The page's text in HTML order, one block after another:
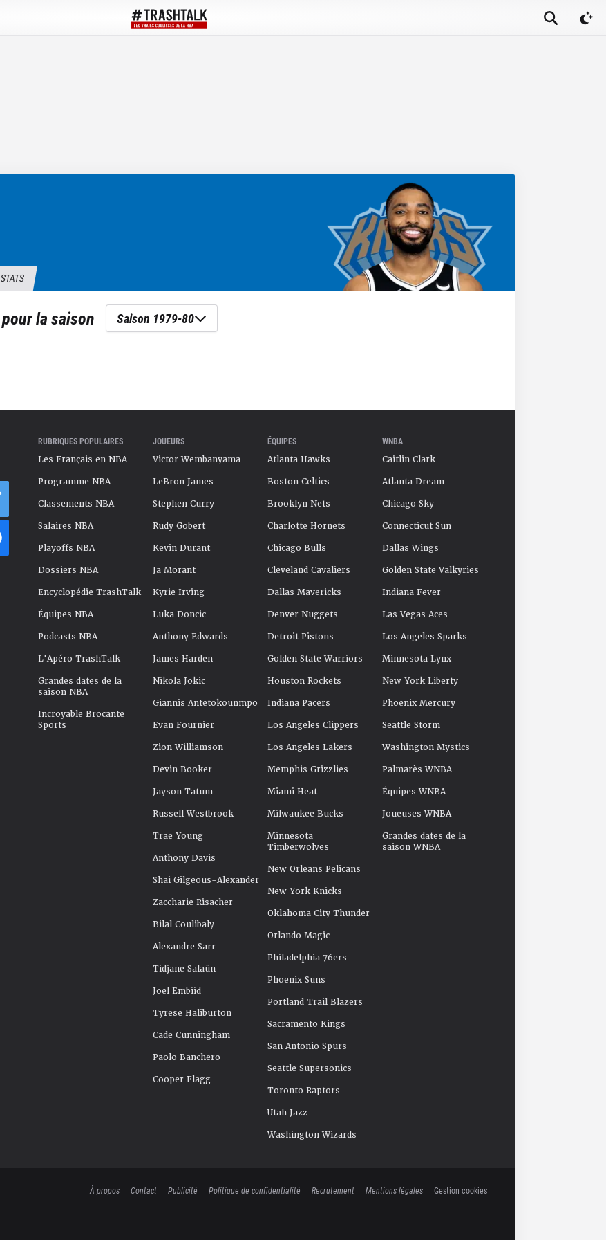
STATS
pour la saison Saison 1979-80
RUBRIQUES POPULAIRES
Les Français en NBA
Programme NBA
Classements NBA
Salaires NBA
Playoffs NBA
Dossiers NBA
Encyclopédie TrashTalk
Équipes NBA
Podcasts NBA
L'Apéro TrashTalk
Grandes dates de la
saison NBA
Incroyable Brocante
Sports
JOUEURS
Victor Wembanyama
LeBron James
Stephen Curry
Rudy Gobert
Kevin Durant
Ja Morant
Kyrie Irving
Luka Doncic
Anthony Edwards
James Harden
Nikola Jokic
Giannis Antetokounmpo
Evan Fournier
Zion Williamson
Devin Booker
Jayson Tatum
Russell Westbrook
Trae Young
Anthony Davis
Shai Gilgeous-Alexander
Zaccharie Risacher
Bilal Coulibaly
Alexandre Sarr
Tidjane Salaün
Joel Embiid
Tyrese Haliburton
Cade Cunningham
Paolo Banchero
Cooper Flagg
ÉQUIPES
Atlanta Hawks
Boston Celtics
Brooklyn Nets
Charlotte Hornets
Chicago Bulls
Cleveland Cavaliers
Dallas Mavericks
Denver Nuggets
Detroit Pistons
Golden State Warriors
Houston Rockets
Indiana Pacers
Los Angeles Clippers
Los Angeles Lakers
Memphis Grizzlies
Miami Heat
Milwaukee Bucks
Minnesota
Timberwolves
New Orleans Pelicans
New York Knicks
Oklahoma City Thunder
Orlando Magic
Philadelphia 76ers
Phoenix Suns
Portland Trail Blazers
Sacramento Kings
San Antonio Spurs
Seattle Supersonics
Toronto Raptors
Utah Jazz
Washington Wizards
WNBA
Caitlin Clark
Atlanta Dream
Chicago Sky
Connecticut Sun
Dallas Wings
Golden State Valkyries
Indiana Fever
Las Vegas Aces
Los Angeles Sparks
Minnesota Lynx
New York Liberty
Phoenix Mercury
Seattle Storm
Washington Mystics
Palmarès WNBA
Équipes WNBA
Joueuses WNBA
Grandes dates de la
saison WNBA
À propos Contact Publicité Politique de confidentialité Recrutement Mentions légales Gestion cookies